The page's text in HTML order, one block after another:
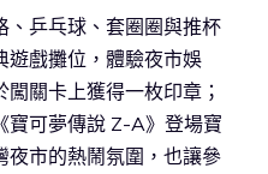
、乒乓球、套圈圈與推杯
遊戲攤位，體驗夜市娛
關卡上獲得一枚印章；
寶可夢傳說 Z-A》登場寶
夜市的熱鬧氛圍，也讓參